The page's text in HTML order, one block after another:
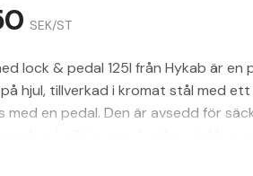
SEK/ST
lock & pedal 125l från Hykab är en
hjul, tillverkad i kromat stål med
med en pedal. Den är avsedd för
måtten 450 x 1050 x 560 mm och